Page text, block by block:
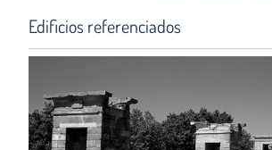
Edificios referenciados